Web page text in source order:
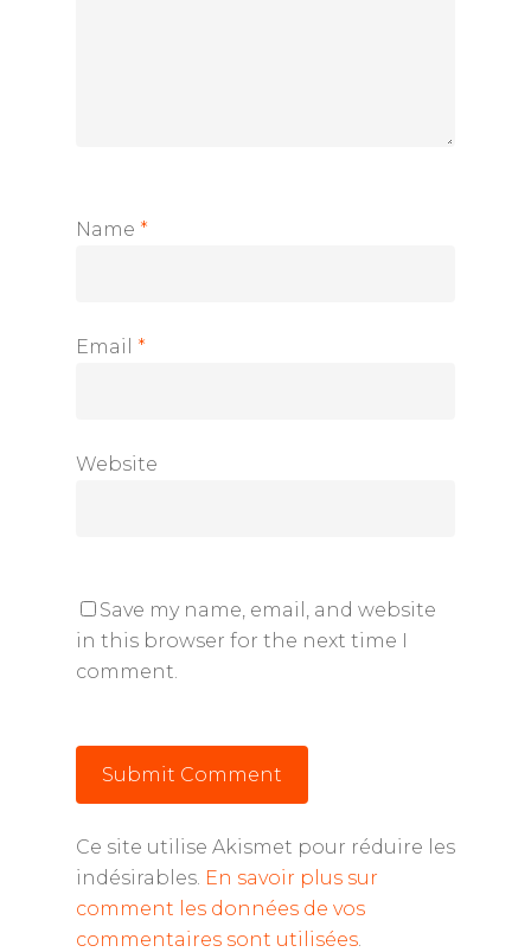
Name *
Email *
Website
Save my name, email, and website
in this browser for the next time I
comment.
Ce site utilise Akismet pour réduire les
indésirables. En savoir plus sur
comment les données de vos
commentaires sont utilisées